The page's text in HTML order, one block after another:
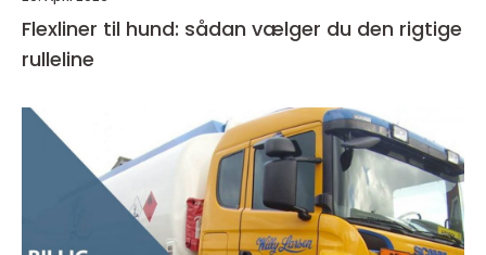
Flexliner til hund: sådan vælger du den rigtige
rulleline